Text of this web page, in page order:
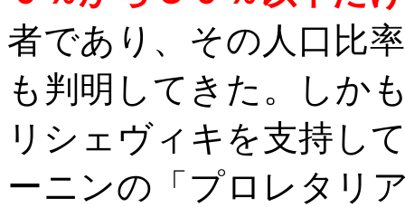
者であり、その 人口比
も判明してきた。しか
リシェヴィキを支持し
ーニンの「プロレタリ